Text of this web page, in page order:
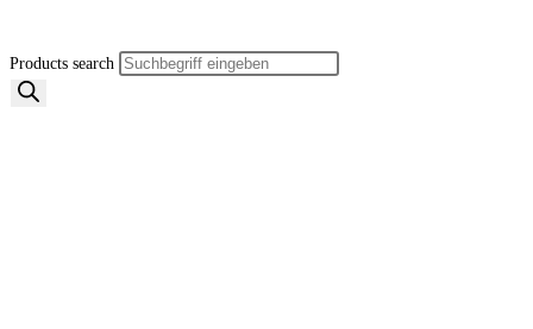
Products search